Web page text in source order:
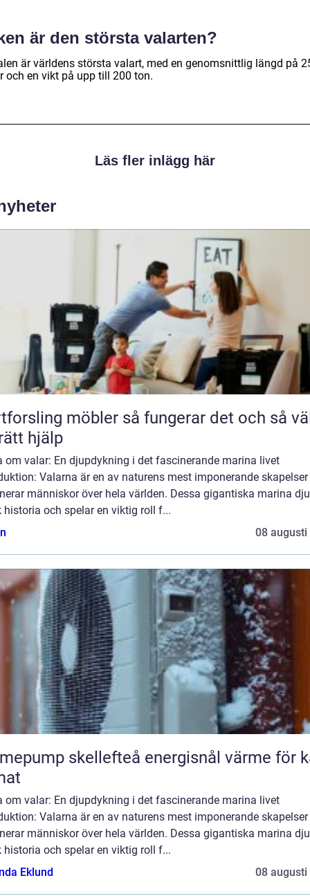
är den största valarten?
är världens största valart, med en genomsnittlig längd på
och en vikt på upp till 200 ton.
Läs fler inlägg här
möbler så fungerar det och så väljer
hjälp
om valar: En djupdykning i det fascinerande marina livet
Valarna är en av naturens mest imponerande
människor över hela världen. Dessa gigantiska marina
historia och spelar en viktig roll f...
08 augusti
skellefteå energisnål värme för kallt
om valar: En djupdykning i det fascinerande marina livet
Valarna är en av naturens mest imponerande
människor över hela världen. Dessa gigantiska marina
historia och spelar en viktig roll f...
Eklund
08 augusti